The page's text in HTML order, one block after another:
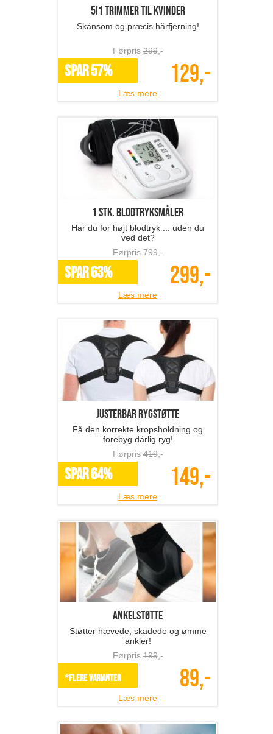
5i1 trimmer til kvinder
Skånsom og præcis hårfjerning!
Førpris299,-
SPAR 57% 129,-
Læs mere
1 stk. blodtryksmåler
Har du for højt blodtryk ... uden du
ved det?
Førpris799,-
SPAR 63% 299,-
Læs mere
Justerbar rygstøtte
Få den korrekte kropsholdning og
forebyg dårlig ryg!
Førpris419,-
SPAR 64% 149,-
Læs mere
Ankelstøtte
Støtter hævede, skadede og ømme
ankler!
Førpris199,-
*Flere varianter 89,-
Læs mere